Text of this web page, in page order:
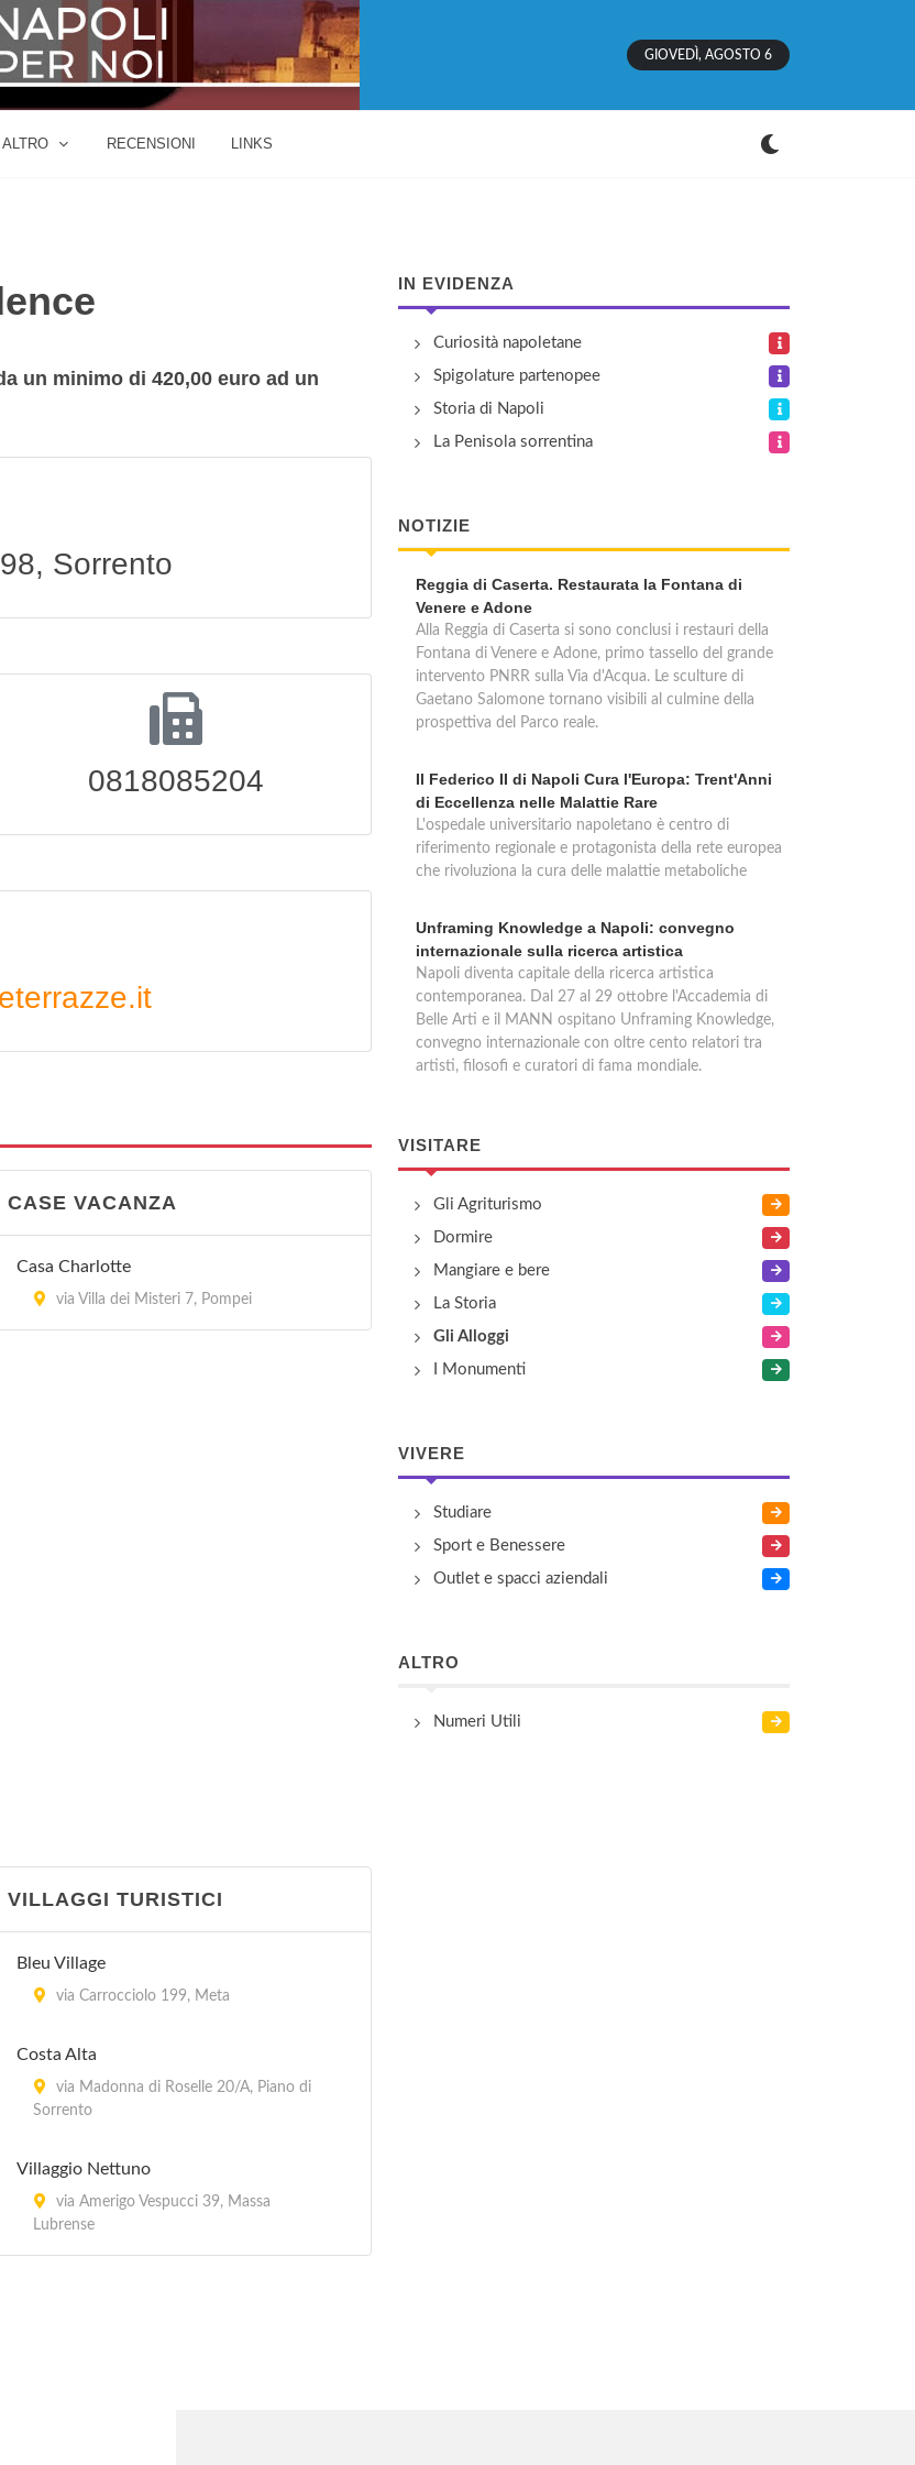
GIOVEDÌ, AGOSTO 6
ALTRO RECENSIONI LINKS
un minimo di 420,00 euro ad un
Sorrento
0818085204
CASE VACANZA
Casa Charlotte
via Villa dei Misteri 7, Pompei
VILLAGGI TURISTICI
Bleu Village
via Carrocciolo 199, Meta
Costa Alta
via Madonna di Roselle 20/A, Piano di
Sorrento
Villaggio Nettuno
via Amerigo Vespucci 39, Massa
Lubrense
IN EVIDENZA
Curiosità napoletane
Spigolature partenopee
Storia di Napoli
La Penisola sorrentina
NOTIZIE
Reggia di Caserta. Restaurata la Fontana di
Venere e Adone
Alla Reggia di Caserta si sono conclusi i restauri della
Fontana di Venere e Adone, primo tassello del grande
intervento PNRR sulla Via d'Acqua. Le sculture di
Gaetano Salomone tornano visibili al culmine della
prospettiva del Parco reale.
Il Federico II di Napoli Cura l'Europa: Trent'Anni
di Eccellenza nelle Malattie Rare
L'ospedale universitario napoletano è centro di
riferimento regionale e protagonista della rete europea
che rivoluziona la cura delle malattie metaboliche
Unframing Knowledge a Napoli: convegno
internazionale sulla ricerca artistica
Napoli diventa capitale della ricerca artistica
contemporanea. Dal 27 al 29 ottobre l'Accademia di
Belle Arti e il MANN ospitano Unframing Knowledge,
convegno internazionale con oltre cento relatori tra
artisti, filosofi e curatori di fama mondiale.
VISITARE
Gli Agriturismo
Dormire
Mangiare e bere
La Storia
Gli Alloggi
I Monumenti
VIVERE
Studiare
Sport e Benessere
Outlet e spacci aziendali
ALTRO
Numeri Utili